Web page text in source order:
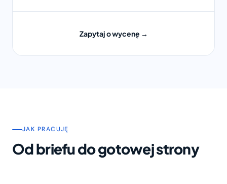
Zapytaj o wycenę →
JAK PRACUJĘ
Od briefu do gotowej strony